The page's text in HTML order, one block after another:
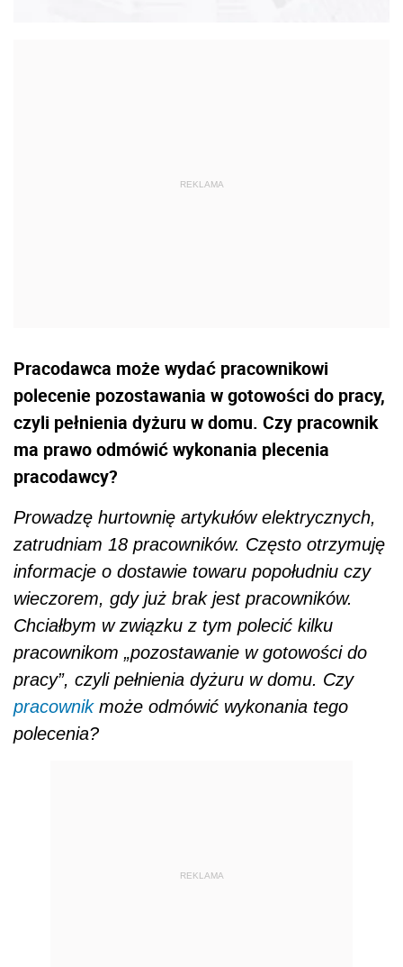
Pracodawca może wydać pracownikowi
polecenie pozostawania w gotowości do pracy,
czyli pełnienia dyżuru w domu. Czy pracownik
ma prawo odmówić wykonania plecenia
pracodawcy?
Prowadzę hurtownię artykułów elektrycznych,
zatrudniam 18 pracowników. Często otrzymuję
informacje o dostawie towaru popołudniu czy
wieczorem, gdy już brak jest pracowników.
Chciałbym w związku z tym polecić kilku
pracownikom „pozostawanie w gotowości do
pracy”, czyli pełnienia dyżuru w domu. Czy
pracownikmoże odmówić wykonania tego
polecenia?
REKLAMA